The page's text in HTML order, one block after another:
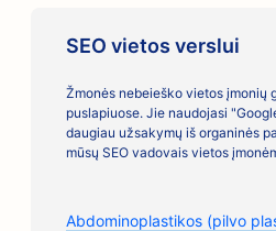
SEO vietos verslui
Žmonės nebeieško vietos įmonių
puslapiuose. Jie naudojasi
daugiau užsakymų iš organinės
mūsų SEO vadovais vietos
Abdominoplastikos (pilvo